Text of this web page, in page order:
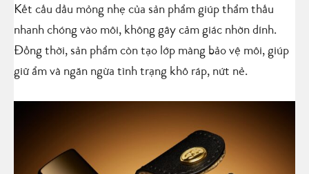
Kết cấu dầu mỏng nhẹ của sản phẩm giúp thẩm thấu
nhanh chóng vào môi, không gây cảm giác nhờn dính.
Đồng thời, sản phẩm còn tạo lớp màng bảo vệ môi, giúp
giữ ẩm và ngăn ngừa tình trạng khô ráp, nứt nẻ.